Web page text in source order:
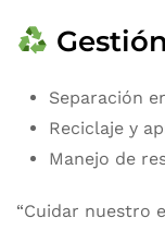
Separación
Reciclaje y
Manejo de
“Cuidar nuestro